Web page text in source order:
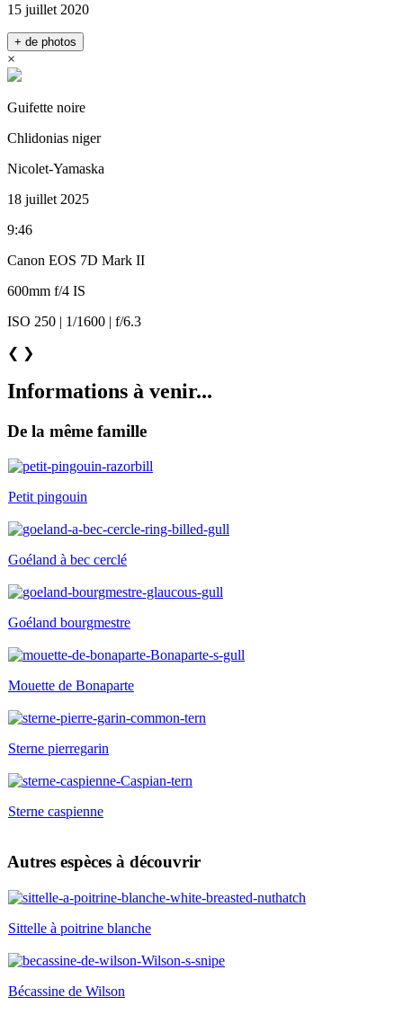
15 juillet 2020
+ de photos
×
Guifette noire
Chlidonias niger
Nicolet-Yamaska
18 juillet 2025
9:46
Canon EOS 7D Mark II
600mm f/4 IS
ISO 250 | 1/1600 | f/6.3
❮ ❯
Informations à venir...
De la même famille
Petit pingouin
Goéland à bec cerclé
Goéland bourgmestre
Mouette de Bonaparte
Sterne pierregarin
Sterne caspienne
Autres espèces à découvrir
Sittelle à poitrine blanche
Bécassine de Wilson